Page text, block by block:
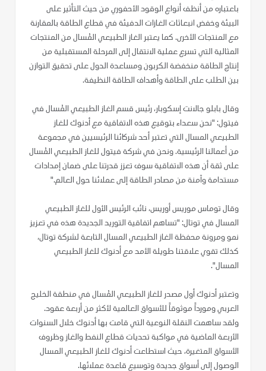
باعتباره من أنظف أنواع الوقود الأحفوري من حيث التأثير على
البيئة وخفض انبعاثات الغازات الدفيئة في قطاع الطاقة بالمقارنة
مع المنتجات الأخرى. كما يعتبر الغاز الطبيعي المُسال من المنتجات
المثالية التي تسرع عملية الانتقال إلى المرحلة المستقبلية من
إنتاج الطاقة منخفضة الكربون ومساعدة الدول على تحقيق التوازن
بين الطلب على الطاقة وأهداف الطاقة النظيفة.
وقال بابلو جالانت إسكوبار، رئيس قسم الغاز الطبيعي المُسال في
فيتول: "نحن سعداء بتوقيع هذه الاتفاقية مع أدنوك للغاز
الطبيعي المسال التي تعتبر أحد شركائنا الرئيسيين في مجموعة
من أعمالنا الرئيسية. ونحن في شركة فيتول للغاز الطبيعي المُسال
على ثقة أن هذه الاتفاقية سوف تعزز قدرتنا على ضمان إمدادات
مستدامة وآمنة من مصادر الطاقة إلى عملائنا حول العالم."
وقال توماس موريس أوريس، نائب الرئيس الأول للغاز الطبيعي
المسال في توتال: "تساهم اتفاقية التوريد الجديدة هذه في تعزيز
نمو ومرونة محفظة الغاز الطبيعي المسال التابعة لشركة توتال،
كذلك تقوي علاقتنا طويلة الأمد مع أدنوك للغاز الطبيعي
المسال".
وتعتبر أدنوك أول مصدر للغاز الطبيعي المُسال في منطقة الخليج
العربي ومورداً موثوقاً للأسواق العالمية لأكثر من أربعة عقود.
ولقد ساهمت النقلة النوعية التي قامت بها أدنوك خلال السنوات
الأربعة الماضية في مواكبة تحديات قطاع النفط والغاز وظروف
الأسواق المتغيرة، حيث استطاعت أدنوك للغاز الطبيعي المسال
الوصول إلى أسواق جديدة وتوسيع قاعدة عملائها.